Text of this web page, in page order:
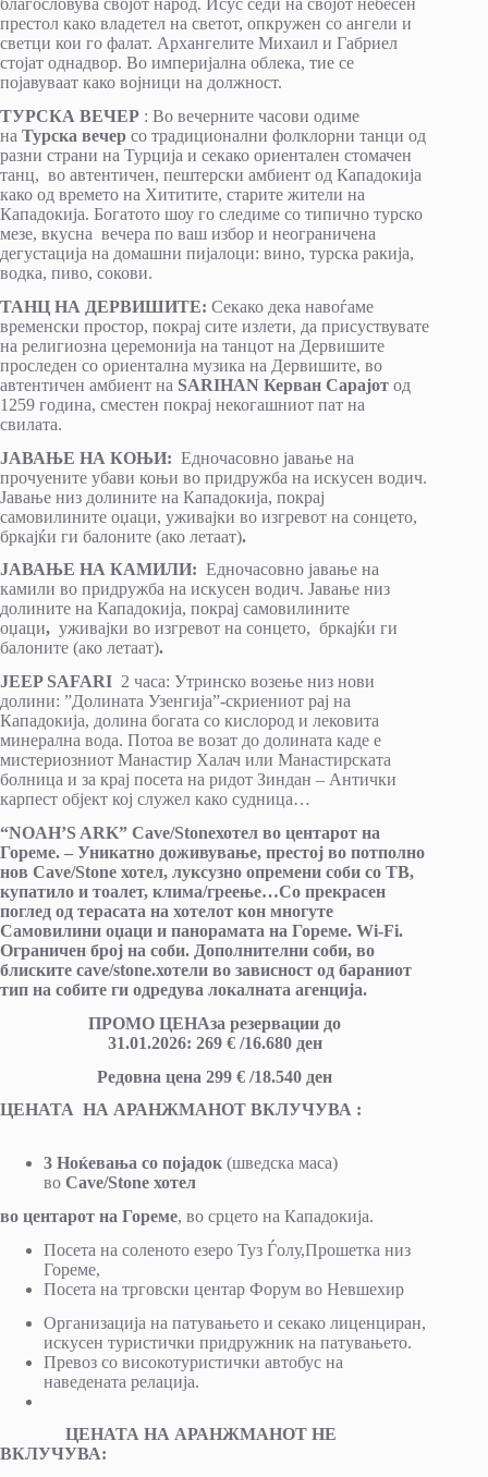
благословува својот народ. Исус седи на својот небесен
престол како владетел на светот, опкружен со ангели и
светци кои го фалат. Архангелите Михаил и Габриел
стојат однадвор. Во империјална облека, тие се
појавуваат како војници на должност.
ТУРСКА ВЕЧЕР : Во вечерните часови одиме
на Турска вечер со традиционални фолклорни танци од
разни страни на Турција и секако ориентален стомачен
танц, во автентичен, пештерски амбиент од Кападокија
како од времето на Хититите, старите жители на
Кападокија. Богатото шоу го следиме со типично турско
мезе, вкусна вечера по ваш избор и неограничена
дегустација на домашни пијалоци: вино, турска ракија,
водка, пиво, сокови.
ТАНЦ НА ДЕРВИШИТЕ: Секако дека навоѓаме
временски простор, покрај сите излети, да присуствувате
на религиозна церемонија на танцот на Дервишите
проследен со ориентална музика на Дервишите, во
автентичен амбиент на SARIHAN Керван Сарајот од
1259 година, сместен покрај некогашниот пат на
свилата.
ЈАВАЊЕ НА КОЊИ: Едночасовно јавање на
прочуените убави коњи во придружба на искусен водич.
Јавање низ долините на Кападокија, покрај
самовилините оџаци, уживајки во изгревот на сонцето,
бркајќи ги балоните (ако летаат).
ЈАВАЊЕ НА КАМИЛИ: Едночасовно јавање на
камили во придружба на искусен водич. Јавање низ
долините на Кападокија, покрај самовилините
оџаци, уживајки во изгревот на сонцето, бркајќи ги
балоните (ако летаат).
JEEP SAFARI 2 часа: Утринско возење низ нови
долини: ”Долината Узенгија”-скриениот рај на
Кападокија, долина богата со кислород и лековита
минерална вода. Потоа ве возат до долината каде е
мистериозниот Манастир Халач или Манастирската
болница и за крај посета на ридот Зиндан – Антички
карпест објект кој служел како судница…
“NOAH’S ARK” Cave/Stoneхотел во центарот на
Гореме. – Уникатно доживување, престој во потполно
нов Cave/Stone хотел, луксузно опремени соби со ТВ,
купатило и тоалет, клима/греење…Со прекрасен
поглед од терасата на хотелот кон многуте
Самовилини оџаци и панорамата на Гореме. Wi-Fi.
Ограничен број на соби. Дополнителни соби, во
блиските cave/stone.хотели во зависност од бараниот
тип на собите ги одредува локалната агенција.
ПРОМО ЦЕНАза резервации до
31.01.2026: 269 € /16.680 ден
Редовна цена 299 € /18.540 ден
ЦЕНАТА НА АРАНЖМАНОТ ВКЛУЧУВА :
3 Ноќевања со појадок (шведска маса)
во Cave/Stone хотел
во центарот на Гореме, во срцето на Кападокија.
Посета на соленото езеро Туз Ѓолу,Прошетка низ
Гореме,
Посета на трговски центар Форум во Невшехир
Организација на патувањето и секако лиценциран,
искусен туристички придружник на патувањето.
Превоз со високотуристички автобус на
наведената релација.
ЦЕНАТА НА АРАНЖМАНОТ НЕ
ВКЛУЧУВА: